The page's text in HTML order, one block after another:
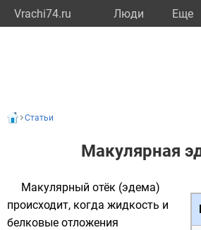
Vrachi74.ru Люди Eще
Статьи
Макулярная
Макулярный отёк (эдема)
происходит, когда жидкость и
белковые отложения